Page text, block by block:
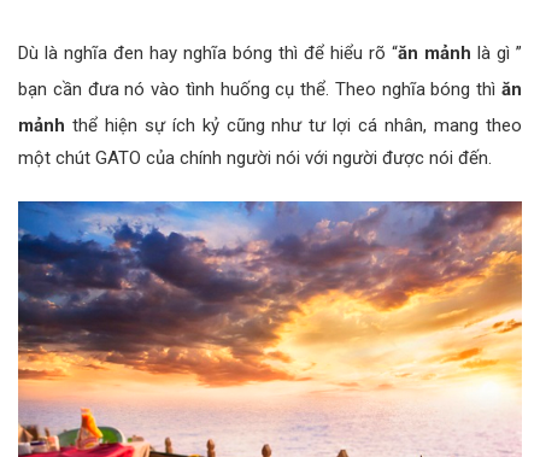
Dù là nghĩa đen hay nghĩa bóng thì để hiểu rõ “ăn mảnh là gì ”
bạn cần đưa nó vào tình huống cụ thể. Theo nghĩa bóng thì ăn
mảnh thể hiện sự ích kỷ cũng như tư lợi cá nhân, mang theo
một chút GATO của chính người nói với người được nói đến.